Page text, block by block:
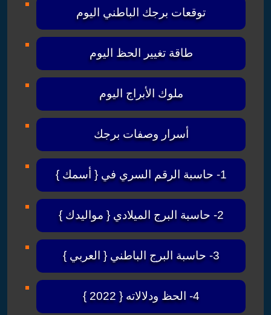
توقعات برجك الباطني اليوم
طاقة تغيير الحظ اليوم
ملوك الأبراج اليوم
أسرار وصفات برجك
1- حاسبة الرقم السري في { أسمك }
2- حاسبة البرج الميلادي { مواليدك }
3- حاسبة البرج الباطني { العربي }
4- الحظ ودلالاته { 2022 }